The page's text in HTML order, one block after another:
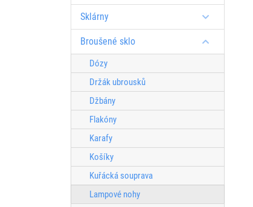
Sklárny
Broušené sklo
Dózy
Držák ubrousků
Džbány
Flakóny
Karafy
Košíky
Kuřácká souprava
Lampové nohy